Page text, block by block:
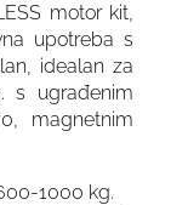
motor kit,
upotreba s
idealan za
s ugrađenim
magnetnim
1000 kg.